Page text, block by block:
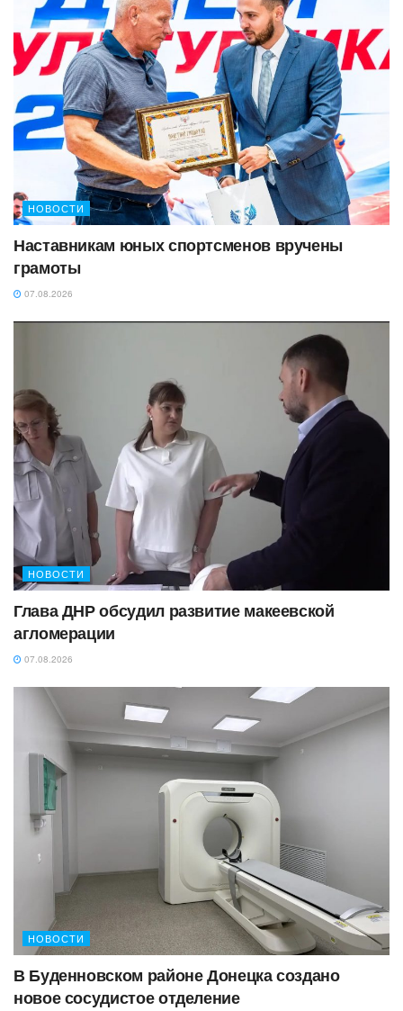
НОВОСТИ
Наставникам юных спортсменов вручены
грамоты
07.08.2026
НОВОСТИ
Глава ДНР обсудил развитие макеевской
агломерации
07.08.2026
НОВОСТИ
В Буденновском районе Донецка создано
новое сосудистое отделение